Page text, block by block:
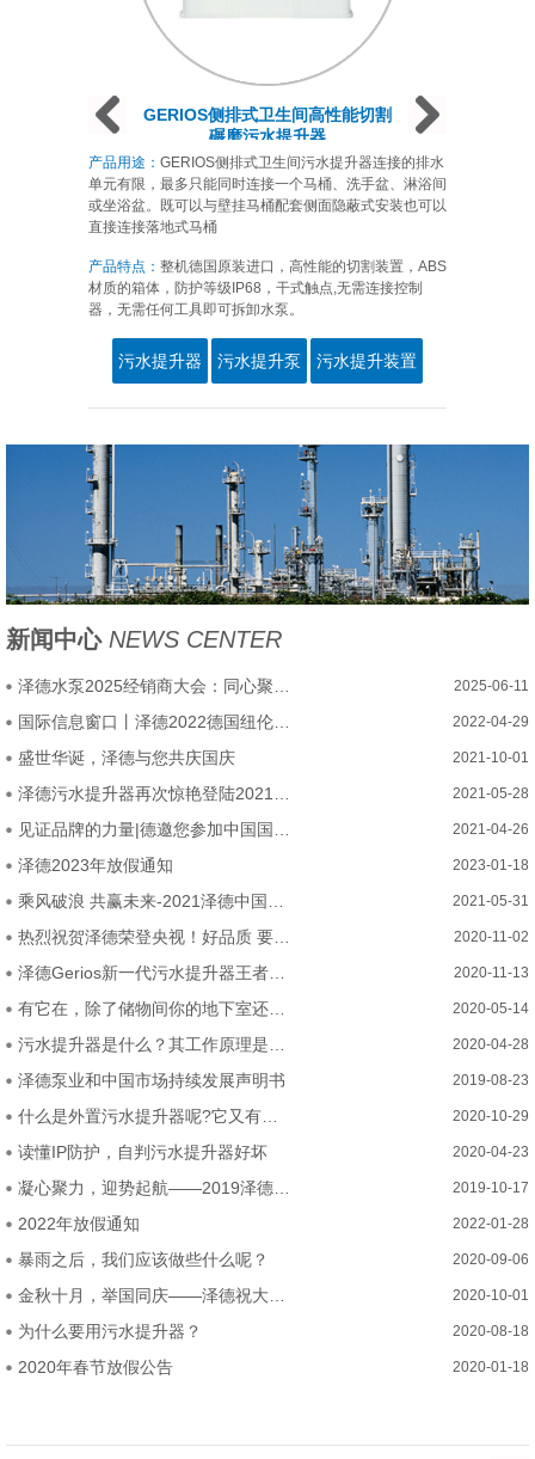
GERIOS侧排式卫生间高性能切割
碾磨污水提升器
产品用途： GERIOS侧排式卫生间污水提升器连接的排水
单元有限，最多只能同时连接一个马桶、洗手盆、淋浴间
或坐浴盆。既可以与壁挂马桶配套侧面隐蔽式安装也可以
直接连接落地式马桶
产品特点： 整机德国原装进口，高性能的切割装置，ABS
材质的箱体，防护等级IP68，干式触点,无需连接控制
器，无需任何工具即可拆卸水泵。
Prev Next
Next
污水提升器 污水提升泵 污水提升装置
新闻中心 NEWS CENTER
泽德水泵2025经销商大会：同心聚力，乘势腾飞启新程 2025-06-11
国际信息窗口丨泽德2022德国纽伦堡厨卫展圆满结束 2022-04-29
盛世华诞，泽德与您共庆国庆 2021-10-01
泽德污水提升器再次惊艳登陆2021中国厨卫展 2021-05-28
见证品牌的力量|德邀您参加中国国际厨房、卫浴设施展览会 2021-04-26
泽德2023年放假通知 2023-01-18
乘风破浪 共赢未来-2021泽德中国经销商大会圆满召开 2021-05-31
热烈祝贺泽德荣登央视！好品质 要排水 选泽德！ 2020-11-02
泽德Gerios新一代污水提升器王者问世—五大硬核突破！ 2020-11-13
有它在，除了储物间你的地下室还可以这么装 2020-05-14
污水提升器是什么？其工作原理是？哪些地方能用？ 2020-04-28
泽德泵业和中国市场持续发展声明书 2019-08-23
什么是外置污水提升器呢?它又有什么优势呢 2020-10-29
读懂IP防护，自判污水提升器好坏 2020-04-23
凝心聚力，迎势起航——2019泽德中国经销商研讨会 2019-10-17
2022年放假通知 2022-01-28
暴雨之后，我们应该做些什么呢？ 2020-09-06
金秋十月，举国同庆——泽德祝大家2020年中秋国庆节快乐 2020-10-01
为什么要用污水提升器？ 2020-08-18
2020年春节放假公告 2020-01-18